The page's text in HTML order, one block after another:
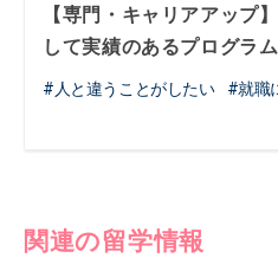
【専門・キャリアアップ
して実績のあるプログラ
人と違うことがしたい 就職
関連の留学情報